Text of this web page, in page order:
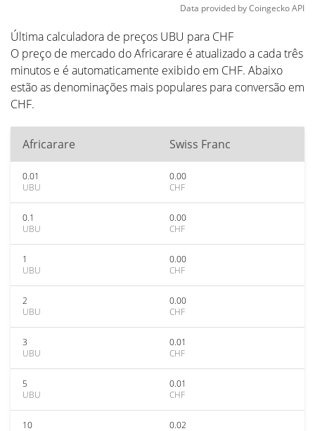
Data provided byCoingeckoAPI
Última calculadora de preços UBU para CHF
O preço de mercado do Africarare é atualizado a cada três
minutos e é automaticamente exibido em CHF. Abaixo
estão as denominações mais populares para conversão em
CHF.
Africarare Swiss Franc
0.01
UBU
0.00
CHF
0.1
UBU
0.00
CHF
1
UBU
0.00
CHF
2
UBU
0.00
CHF
3
UBU
0.01
CHF
5
UBU
0.01
CHF
10
0.02